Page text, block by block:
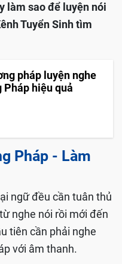
làm sao để luyện nói
Tuyển Sinh tìm
pháp luyện nghe
Pháp hiệu quả
Pháp - Làm
ngữ đều cần tuân thủ
nghe nói rồi mới đến
tiên cần phải nghe
với âm thanh.